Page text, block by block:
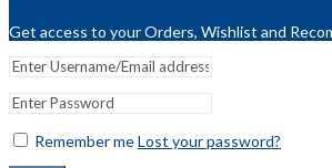
Get access to your Orders, Wishlist and
Remember meLost your password?